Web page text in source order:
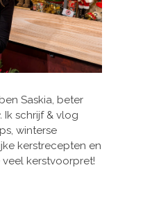
Saskia, beter
Ik schrijf & vlog
winterse
kerstrecepten en
veel kerstvoorpret!